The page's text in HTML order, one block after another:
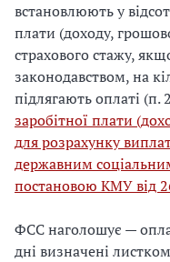
встановлюють у
плати (доходу,
страхового стажу,
законодавством, на
підлягають оплаті (п. 2
заробітної плати
для розрахунку
державним
постановою КМУ від
ФСС наголошує —
дні визначені